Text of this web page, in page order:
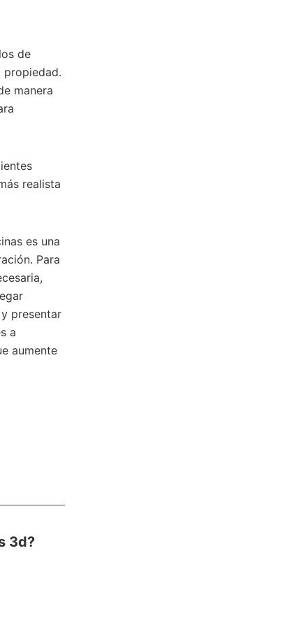
de
propiedad.
manera
realista
es una
Para
presentar
a
aumente
3d?